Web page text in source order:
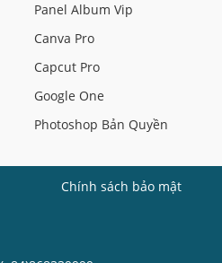
Panel Album Vip
Canva Pro
Capcut Pro
Google One
Photoshop Bản Quyền
Chính sách bảo mật